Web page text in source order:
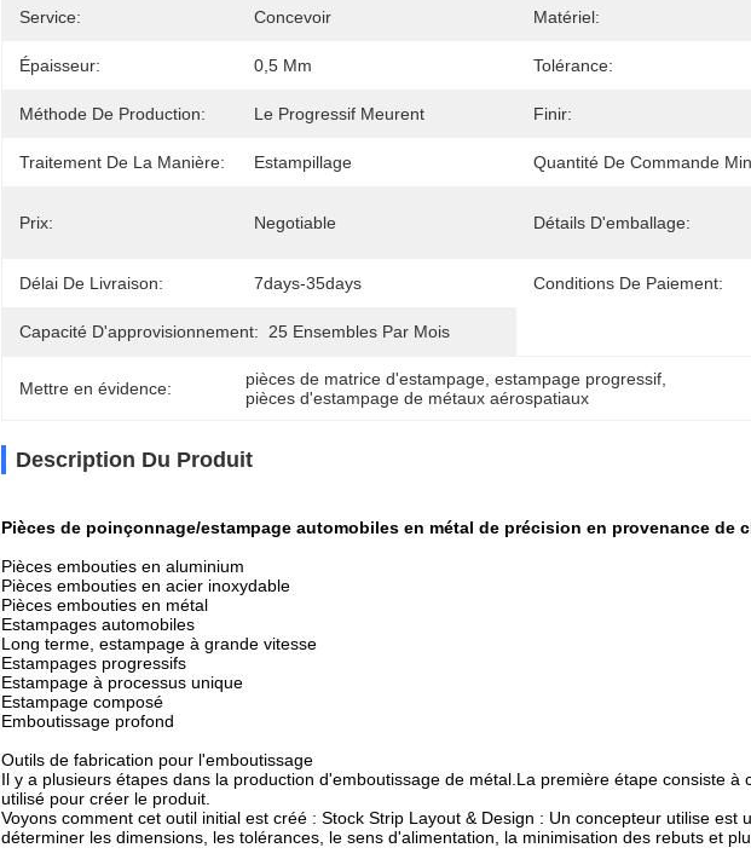
Service: Concevoir Matériel:
Épaisseur: 0,5 Mm Tolérance:
Méthode De Production: Le Progressif Meurent Finir:
Traitement De La Manière: Estampillage Quantité De Commande
Prix: Negotiable Détails D'emballage:
Délai De Livraison: 7days-35days Conditions De Paiement:
Capacité D'approvisionnement: 25 Ensembles Par Mois
Mettre en évidence: pièces de matrice d'estampage , estampage progressif
pièces d'estampage de métaux aérospatiaux
Description Du Produit
Pièces de poinçonnage/estampage automobiles en métal de précision en provenance de
Pièces embouties en aluminium
Pièces embouties en acier inoxydable
Pièces embouties en métal
Estampages automobiles
Long terme, estampage à grande vitesse
Estampages progressifs
Estampage à processus unique
Estampage composé
Emboutissage profond
Outils de fabrication pour l'emboutissage
Il y a plusieurs étapes dans la production d'emboutissage de métal.La première étape consiste à
utilisé pour créer le produit.
Voyons comment cet outil initial est créé : Stock Strip Layout & Design : Un concepteur utilise est
déterminer les dimensions, les tolérances, le sens d'alimentation, la minimisation des rebuts et